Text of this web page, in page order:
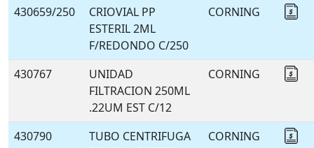
430659/250
CRIOVIAL PP
ESTERIL 2ML
F/REDONDO C/250
CORNING
430767
UNIDAD
FILTRACION 250ML
.22UM EST C/12
CORNING
430790
TUBO CENTRIFUGA
CORNING